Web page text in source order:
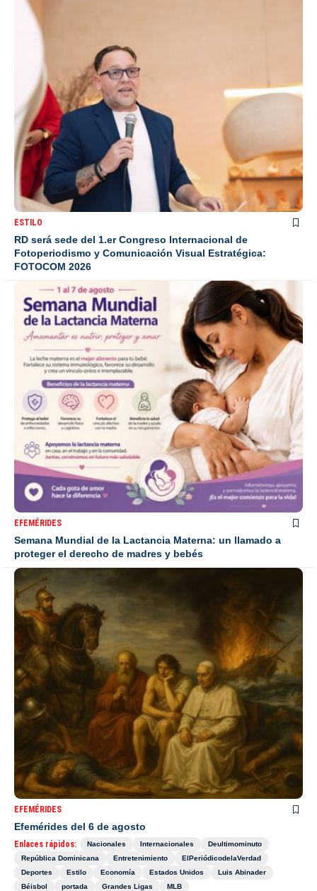
ESTILO
RD será sede del 1.er Congreso Internacional de
Fotoperiodismo y Comunicación Visual Estratégica:
FOTOCOM 2026
EFEMÉRIDES
Semana Mundial de la Lactancia Materna: un llamado a
proteger el derecho de madres y bebés
EFEMÉRIDES
Efemérides del 6 de agosto
Enlaces rápidos: Nacionales Internacionales
Deultimominuto
República Dominicana
Entretenimiento
ElPeriódicodelaVerdad
Deportes
Estilo Economía Estados Unidos
Luis Abinader
Béisbol
portada Grandes Ligas MLB